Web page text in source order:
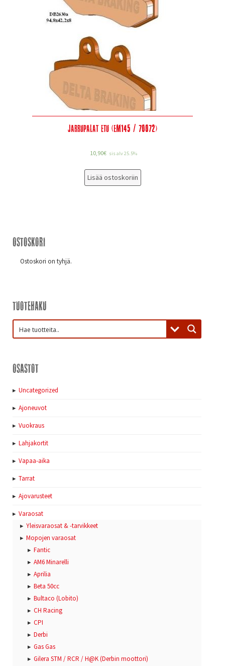
Jarrupalat etu (EM145 / 70072)
10,90€ sis alv 25.5%
Lisää ostoskoriin
Ostoskori
Ostoskori on tyhjä.
Tuotehaku
Osastot
Uncategorized
Ajoneuvot
Vuokraus
Lahjakortit
Vapaa-aika
Tarrat
Ajovarusteet
Varaosat
Yleisvaraosat & -tarvikkeet
Mopojen varaosat
Fantic
AM6 Minarelli
Aprilia
Beta 50cc
Bultaco (Lobito)
CH Racing
CPI
Derbi
Gas Gas
Gilera STM / RCR / H@K (Derbin moottori)